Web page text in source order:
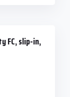
FC, slip-in,